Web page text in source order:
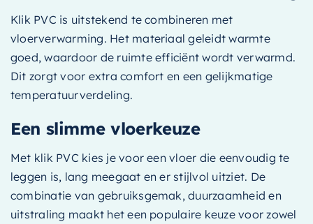
Klik PVC is uitstekend te combineren met
vloerverwarming. Het materiaal geleidt warmte
goed, waardoor de ruimte efficiënt wordt verwarmd.
Dit zorgt voor extra comfort en een gelijkmatige
temperatuurverdeling.
Een slimme vloerkeuze
Met klik PVC kies je voor een vloer die eenvoudig te
leggen is, lang meegaat en er stijlvol uitziet. De
combinatie van gebruiksgemak, duurzaamheid en
uitstraling maakt het een populaire keuze voor zowel